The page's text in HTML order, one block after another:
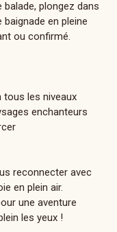
plongez dans
en pleine
ou confirmé.
tous les niveaux
enchanteurs
reconnecter avec
en plein air.
une aventure
les yeux !